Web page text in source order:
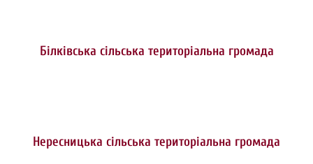
Білківська сільська територіальна громада
Нересницька сільська територіальна громада